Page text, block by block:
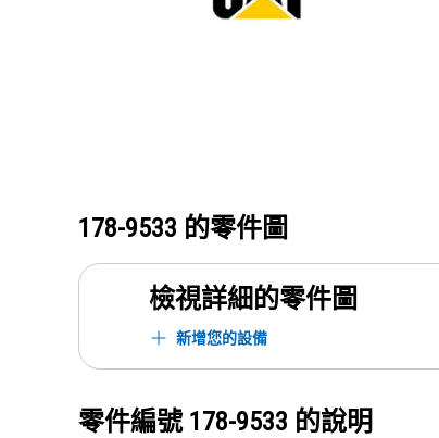
178-9533 的零件圖
檢視詳細的零件圖
新增您的設備
零件編號 178-9533 的說明